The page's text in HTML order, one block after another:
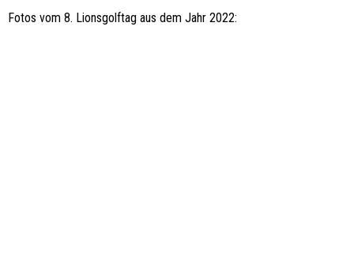
Fotos vom 8. Lionsgolftag aus dem Jahr 2022: